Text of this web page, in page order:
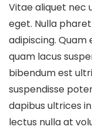
Vitae aliquet nec
eget. Nulla
adipiscing.
quam lacus
bibendum est
suspendisse
dapibus ultrices
lectus nulla at